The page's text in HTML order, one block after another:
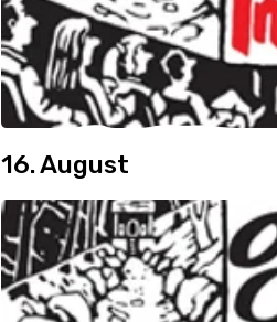
16. August